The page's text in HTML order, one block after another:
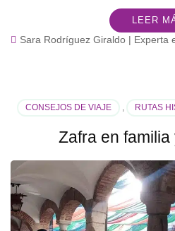
LEER
Sara Rodríguez Giraldo | Experta
CONSEJOS DE VIAJE , RUTAS
Zafra en